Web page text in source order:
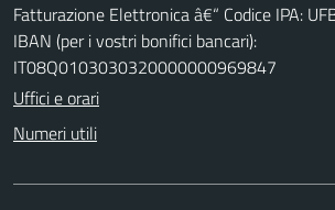
Fatturazione Elettronica â€“ Codice IPA:
IBAN (per i vostri bonifici bancari):
IT08Q0103030320000000969847
Uffici e orari
Numeri utili